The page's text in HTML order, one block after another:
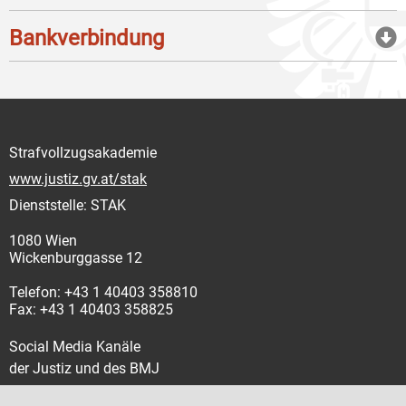
Bankverbindung
Strafvollzugsakademie
www.justiz.gv.at/stak
Dienststelle: STAK
1080 Wien
Wickenburggasse 12
Telefon: +43 1 40403 358810
Fax: +43 1 40403 358825
Social Media Kanäle
der Justiz und des BMJ